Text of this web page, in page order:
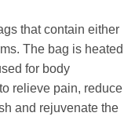
that contain either
The bag is heated
for body
relieve pain, reduce
and rejuvenate the